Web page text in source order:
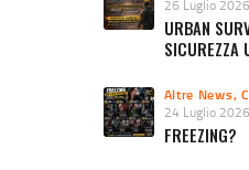
26 Luglio 2026
URBAN
SICUREZZA
Altre News,
24 Luglio 2026
FREEZING?